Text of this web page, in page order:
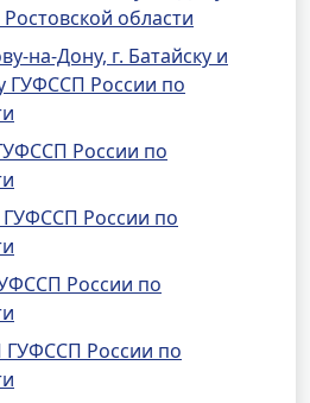
области
на-Дону, г. Батайску и
ГУФССП России по
России по
России по
России по
ГУФССП России по